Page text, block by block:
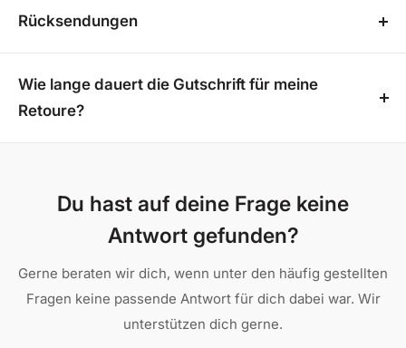
Mastercard
Rücksendungen
Kein Problem! Sie haben die Möglichkeit, Ihre
Bestellung innerhalb von 14 Tagen ohne Angabe von
ist und maßgefertigte Produkte sowie individuell
zugeschnittene Überdachungen von der Rückgabe
dass jede Retoure reibungslos und transparent
abläuft.
Wie lange dauert die Gutschrift für meine
Retoure?
Du hast auf deine Frage keine
Antwort gefunden?
Gerne beraten wir dich, wenn unter den häufig gestellten
Fragen keine passende Antwort für dich dabei war. Wir
unterstützen dich gerne.